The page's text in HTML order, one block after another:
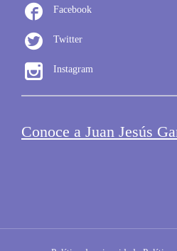
 Facebook
 Twitter
 Instagram
Conoce a Juan Jesús